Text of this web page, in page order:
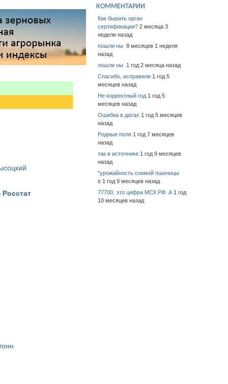
КОММЕНТАРИИ
Как бырать орган
сертификации? 2 месяца 3
недели назад
пошли ны 8 месяцев 1 неделя
назад
пошли ны 1 год 2 месяца назад
Спасибо, исправили 1 год 5
месяцев назад
Не корректный год 1 год 5
месяцев назад
Ошибка в датах 1 год 5 месяцев
назад
Родные поля 1 год 7 месяцев
назад
так в источнике 1 год 9 месяцев
назад
"урожайность озимой пшеницы
в 1 год 9 месяцев назад
77700, это цифра МСХ РФ. А 1 год
10 месяцев назад